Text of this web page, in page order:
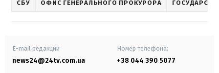
СБУ ОФИС ГЕНЕРАЛЬНОГО ПРОКУРОРА
E-mail редакции
news24@24tv.com.ua
Номер телефона:
+38 044 390 5077